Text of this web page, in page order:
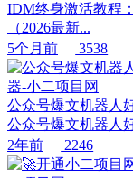
IDM终身激活教程
（2026最新...
5个月前
3538
公众号爆文机器人
公众号爆文机器人
2年前
2246